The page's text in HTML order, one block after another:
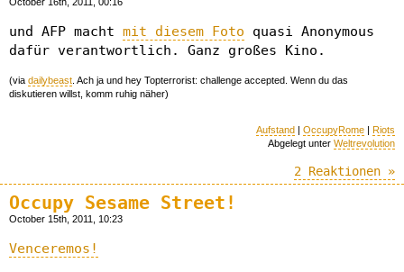
und AFP macht mit diesem Foto quasi Anonymous
dafür verantwortlich. Ganz großes Kino.
(via dailybeast . Ach ja und hey Topterrorist: challenge accepted. Wenn du das
diskutieren willst, komm ruhig näher)
Aufstand OccupyRome
Riots
Abgelegt unter Weltrevolution
2 Reaktionen »
Occupy Sesame Street!
October 15th, 2011, 10:23
Venceremos!